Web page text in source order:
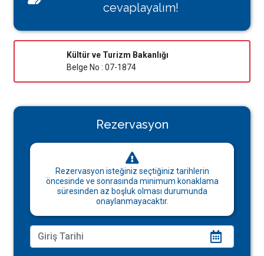
cevaplayalım!
Kültür ve Turizm Bakanlığı
Belge No : 07-1874
Rezervasyon
Rezervasyon isteğiniz seçtiğiniz tarihlerin
öncesinde ve sonrasında minimum konaklama
süresinden az boşluk olması durumunda
onaylanmayacaktır.